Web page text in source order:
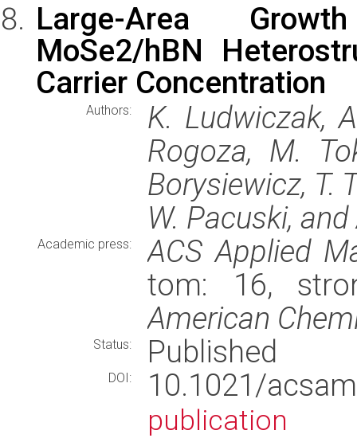
Large-Area
MoSe2/hBN
Carrier Concentration
Authors:
K. Ludwiczak,
Rogoza, M.
Borysiewicz, T.
W. Pacuski,
Academic press:
ACS Applied
tom: 16,
American
Status: Published
DOI: 10.1021/
publication